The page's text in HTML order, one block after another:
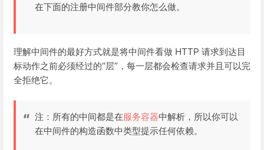
在下面的注册中间件部分教你怎么做。
理解中间件的最好方式就是将中间件看做 HTTP 请求到达目
标动作之前必须经过的“层”，每一层都会检查请求并且可以完
全拒绝它。
注：所有的中间都是在服务容器中解析，所以你可以
在中间件的构造函数中类型提示任何依赖。